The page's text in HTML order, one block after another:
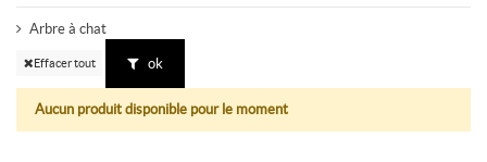
Arbre à chat
Effacer tout ok
Aucun produit disponible pour le moment